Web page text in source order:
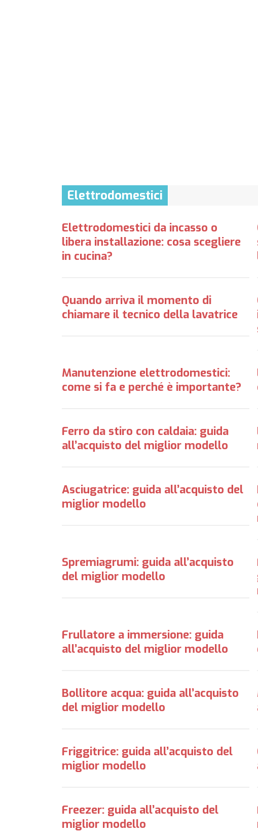
Elettrodomestici
Elettrodomestici da incasso o
libera installazione: cosa scegliere
in cucina?
Quando arriva il momento di
chiamare il tecnico della lavatrice
Manutenzione elettrodomestici:
come si fa e perché è importante?
Ferro da stiro con caldaia: guida
all’acquisto del miglior modello
Asciugatrice: guida all’acquisto del
miglior modello
Spremiagrumi: guida all’acquisto
del miglior modello
Frullatore a immersione: guida
all’acquisto del miglior modello
Bollitore acqua: guida all’acquisto
del miglior modello
Friggitrice: guida all’acquisto del
miglior modello
Freezer: guida all’acquisto del
miglior modello